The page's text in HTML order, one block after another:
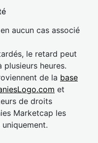
aucun cas associé
le retard peut
heures.
de la base
et
de droits
Marketcap les